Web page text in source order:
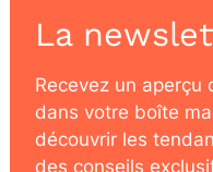
La
Recevez un
dans votre boîte
découvrir les
des conseils